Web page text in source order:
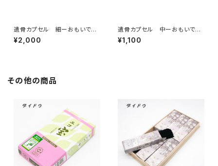
遺骨カプセル 細ーおもいでの
あかしーキーホルダータイプ
ペット仏具
¥2,000
遺骨カプセル 中ーおもいでの
あかしーキーホルダータイプ
ペット仏具
¥1,100
その他の商品